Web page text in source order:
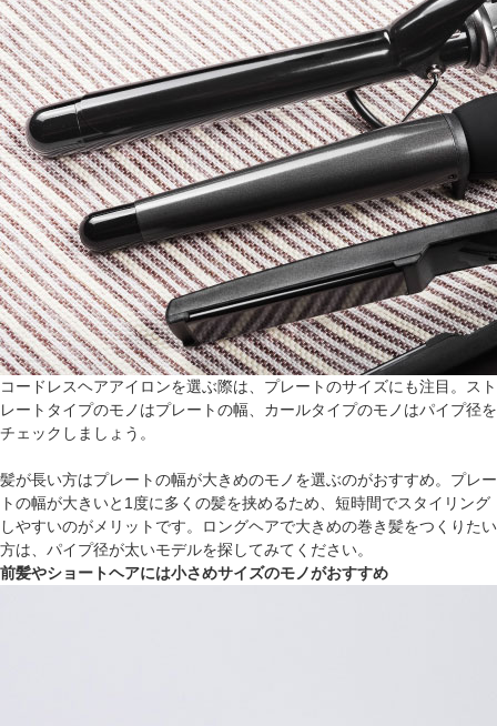
コードレスヘアアイロンを選ぶ際は、プレートのサイズにも注目。スト
レートタイプのモノはプレートの幅、カールタイプのモノはパイプ径を
チェックしましょう。
髪が長い方はプレートの幅が大きめのモノを選ぶのがおすすめ。プレー
トの幅が大きいと1度に多くの髪を挟めるため、短時間でスタイリング
しやすいのがメリットです。ロングヘアで大きめの巻き髪をつくりたい
方は、パイプ径が太いモデルを探してみてください。
前髪やショートヘアには小さめサイズのモノがおすすめ